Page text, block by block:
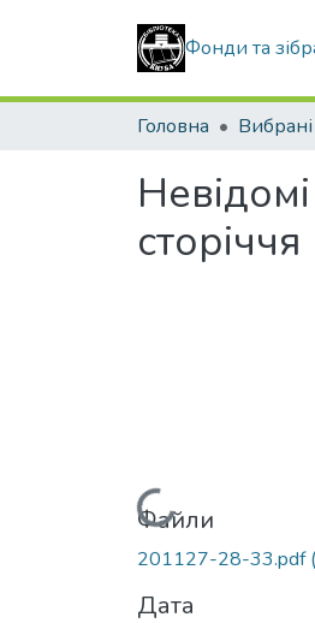
Фонди та
Головна
сторіччя
Вантажиться...
Файли
201127-28-33.pdf
Дата